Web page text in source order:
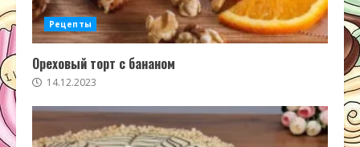
Рецепты
Ореховый торт с бананом
14.12.2023